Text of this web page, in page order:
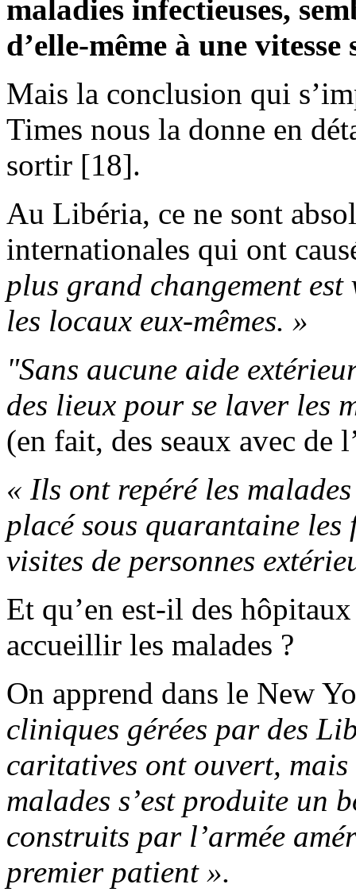
maladies infectieuses,
d’elle-même à une
Mais la conclusion qui
Times nous la donne en
sortir [18].
Au Libéria, ce ne sont
internationales qui ont
plus grand changement
les locaux eux-mêmes. »
"Sans aucune aide
des lieux pour se laver les
(en fait, des seaux avec de
« Ils ont repéré les
placé sous quarantaine
visites de personnes
Et qu’en est-il des
accueillir les malades ?
On apprend dans le New
cliniques gérées par des
caritatives ont ouvert,
malades s’est produite un
construits par l’armée
premier patient ».